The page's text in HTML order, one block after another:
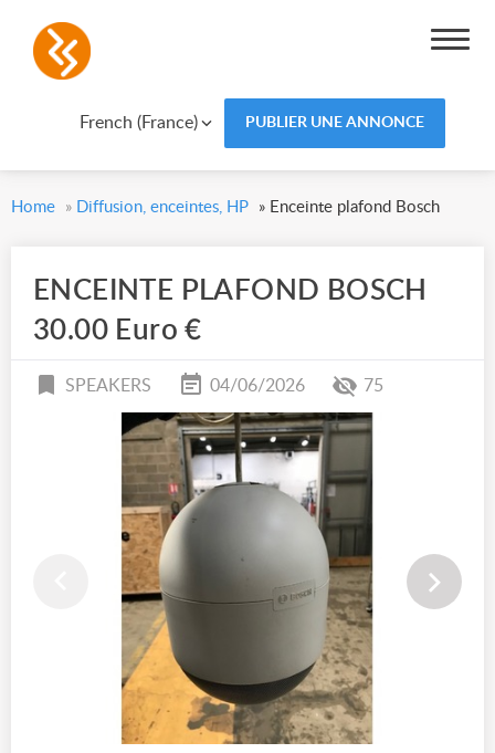
French (France) PUBLIER UNE ANNONCE
Home » Diffusion, enceintes, HP » Enceinte plafond Bosch
ENCEINTE PLAFOND BOSCH
30.00 Euro €
SPEAKERS 04/06/2026 75